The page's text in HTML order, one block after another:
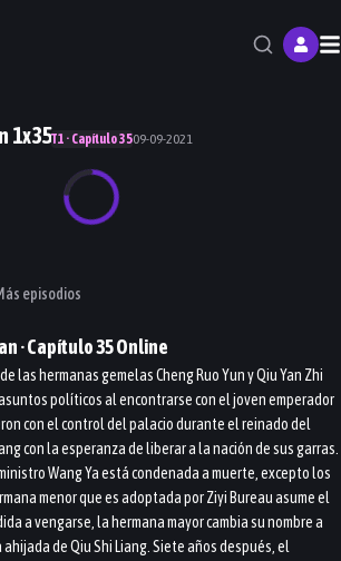
1x35T1 · Capítulo 3509-09-2021
episodios
· Capítulo35Online
las hermanas gemelas Cheng Ruo Yun y Qiu Yan Zhi
políticos al encontrarse con el joven emperador
con el control del palacio durante el reinado del
con la esperanza de liberar a la nación de sus garras.
Wang Ya está condenada a muerte, excepto los
menor que es adoptada por Ziyi Bureau asume el
a vengarse, la hermana mayor cambia su nombre a
ahijada de Qiu Shi Liang. Siete años después, el